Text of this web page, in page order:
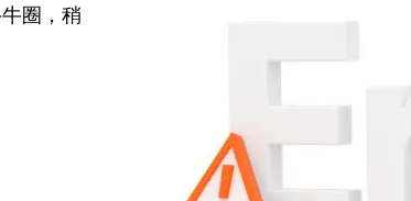
圈，稍